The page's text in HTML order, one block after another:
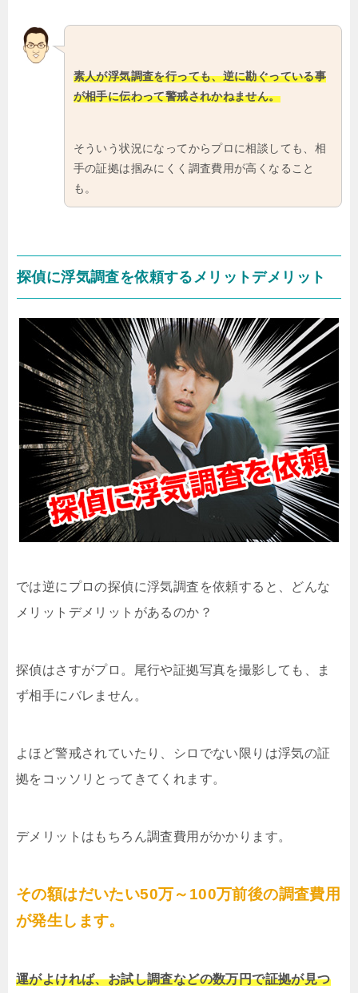
素人が浮気調査を行っても、逆に勘ぐっている事
が相手に伝わって警戒されかねません。
そういう状況になってからプロに相談しても、相
手の証拠は掴みにくく調査費用が高くなること
も。
探偵に浮気調査を依頼するメリットデメリット
では逆にプロの探偵に浮気調査を依頼すると、どんな
メリットデメリットがあるのか？
探偵はさすがプロ。尾行や証拠写真を撮影しても、ま
ず相手にバレません。
よほど警戒されていたり、シロでない限りは浮気の証
拠をコッソリとってきてくれます。
デメリットはもちろん調査費用がかかります。
その額はだいたい50万～100万前後の調査費用
が発生します。
運がよければ、お試し調査などの数万円で証拠が見つ